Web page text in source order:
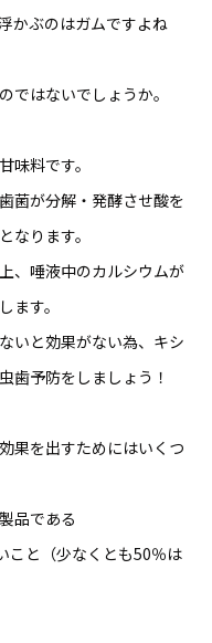
かぶのはガムですよね
ではないでしょうか。
味料です。
菌が分解・発酵させ酸を
なります。
、唾液中のカルシウムが
ます。
いと効果がない為、キシ
歯予防をしましょう！
果を出すためにはいくつ
品である
と（少なくとも50％は